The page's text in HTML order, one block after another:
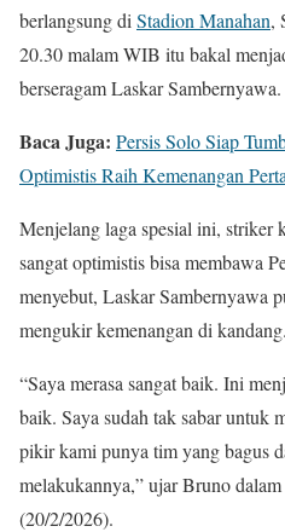
berlangsung di Stadion Manahan,
20.30 malam WIB itu bakal
berseragam Laskar Sambernyawa.
Baca Juga: Persis Solo Siap
Optimistis Raih Kemenangan
Menjelang laga spesial ini, striker
sangat optimistis bisa membawa
menyebut, Laskar Sambernyawa
mengukir kemenangan di kandang.
“Saya merasa sangat baik. Ini
baik. Saya sudah tak sabar untuk
pikir kami punya tim yang bagus
melakukannya,” ujar Bruno
(20/2/2026).